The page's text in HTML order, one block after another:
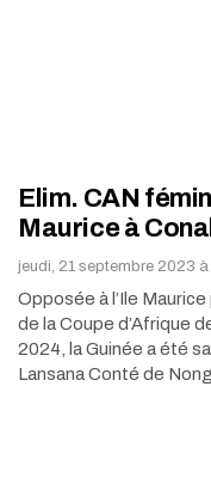
Elim. CAN
Maurice à
jeudi, 21 septembre 2023 à
Opposée à l’Ile
de la Coupe d’Afrique
2024, la Guinée a été
Lansana Conté de